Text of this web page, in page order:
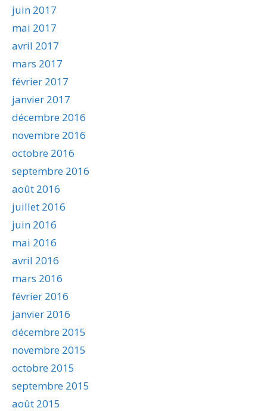
juin 2017
mai 2017
avril 2017
mars 2017
février 2017
janvier 2017
décembre 2016
novembre 2016
octobre 2016
septembre 2016
août 2016
juillet 2016
juin 2016
mai 2016
avril 2016
mars 2016
février 2016
janvier 2016
décembre 2015
novembre 2015
octobre 2015
septembre 2015
août 2015